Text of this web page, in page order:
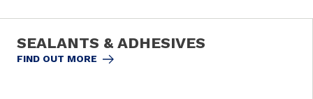
SEALANTS & ADHESIVES
FIND OUT MORE